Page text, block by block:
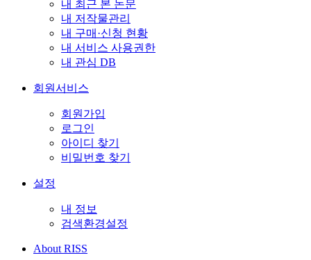
내 최근 본 논문
내 저작물관리
내 구매·신청 현황
내 서비스 사용권한
내 관심 DB
회원서비스
회원가입
로그인
아이디 찾기
비밀번호 찾기
설정
내 정보
검색환경설정
About RISS